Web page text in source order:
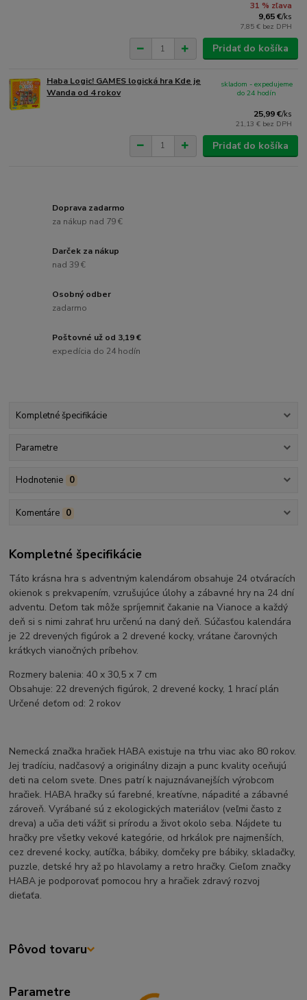
31 % zľava
9,65 €/ks
7,85 € bez DPH
Pridať do košíka
Haba Logic! GAMES logická hra Kde je
Wanda od 4 rokov
25,99 €/ks
21,13 € bez DPH
skladom - expedujeme
do 24 hodín
Pridať do košíka
Doprava zadarmo
za nákup nad 79 €
Darček za nákup
nad 39 €
Osobný odber
zadarmo
Poštovné už od 3,19 €
expedícia do 24 hodín
Kompletné špecifikácie
Parametre
Hodnotenie 0
Komentáre 0
Kompletné špecifikácie
Táto krásna hra s adventným kalendárom obsahuje 24 otváracích
okienok s prekvapením, vzrušujúce úlohy a zábavné hry na 24 dní
adventu. Deťom tak môže spríjemniť čakanie na Vianoce a každý
deň si s nimi zahrať hru určenú na daný deň. Súčasťou kalendára
je 22 drevených figúrok a 2 drevené kocky, vrátane čarovných
krátkych vianočných príbehov.
Rozmery balenia: 40 x 30,5 x 7 cm
Obsahuje: 22 drevených figúrok, 2 drevené kocky, 1 hrací plán
Určené deťom od: 2 rokov
Nemecká značka hračiek HABA existuje na trhu viac ako 80 rokov.
Jej tradíciu, nadčasový a originálny dizajn a punc kvality oceňujú
deti na celom svete. Dnes patrí k najuznávanejších výrobcom
hračiek. HABA hračky sú farebné, kreatívne, nápadité a zábavné
zároveň. Vyrábané sú z ekologických materiálov (veľmi často z
dreva) a učia deti vážiť si prírodu a život okolo seba. Nájdete tu
hračky pre všetky vekové kategórie, od hrkálok pre najmenších,
cez drevené kocky, autíčka, bábiky, domčeky pre bábiky, skladačky,
puzzle, detské hry až po hlavolamy a retro hračky. Cieľom značky
HABA je podporovať pomocou hry a hračiek zdravý rozvoj
dieťaťa.
Pôvod tovaru
Parametre